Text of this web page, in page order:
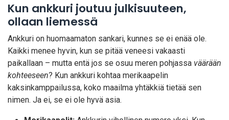
Kun ankkuri joutuu julkisuuteen,
ollaan liemessä
Ankkuri on huomaamaton sankari, kunnes se ei enää ole.
Kaikki menee hyvin, kun se pitää veneesi vakaasti
paikallaan – mutta entä jos se osuu meren pohjassa väärään
kohteeseen? Kun ankkuri kohtaa merikaapelin
kaksinkamppailussa, koko maailma yhtäkkiä tietää sen
nimen. Ja ei, se ei ole hyvä asia.